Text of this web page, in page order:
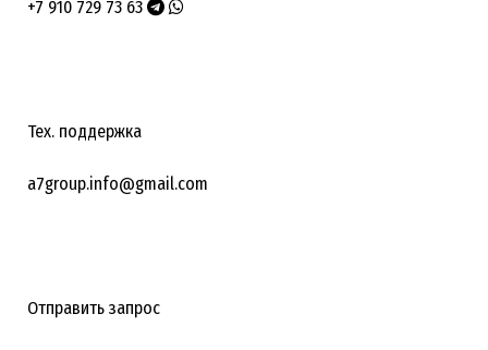
+7 910 729 73 63
Тех. поддержка
a7group.info@gmail.com
Отправить запрос